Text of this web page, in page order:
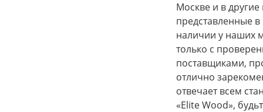
Москве и в
представленные в
наличии у наших
только с
поставщиками,
отлично
отвечает всем
«Elite Wood»,